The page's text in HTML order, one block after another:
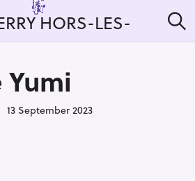
HORS-LES-
e
Yumi
13 September 2023